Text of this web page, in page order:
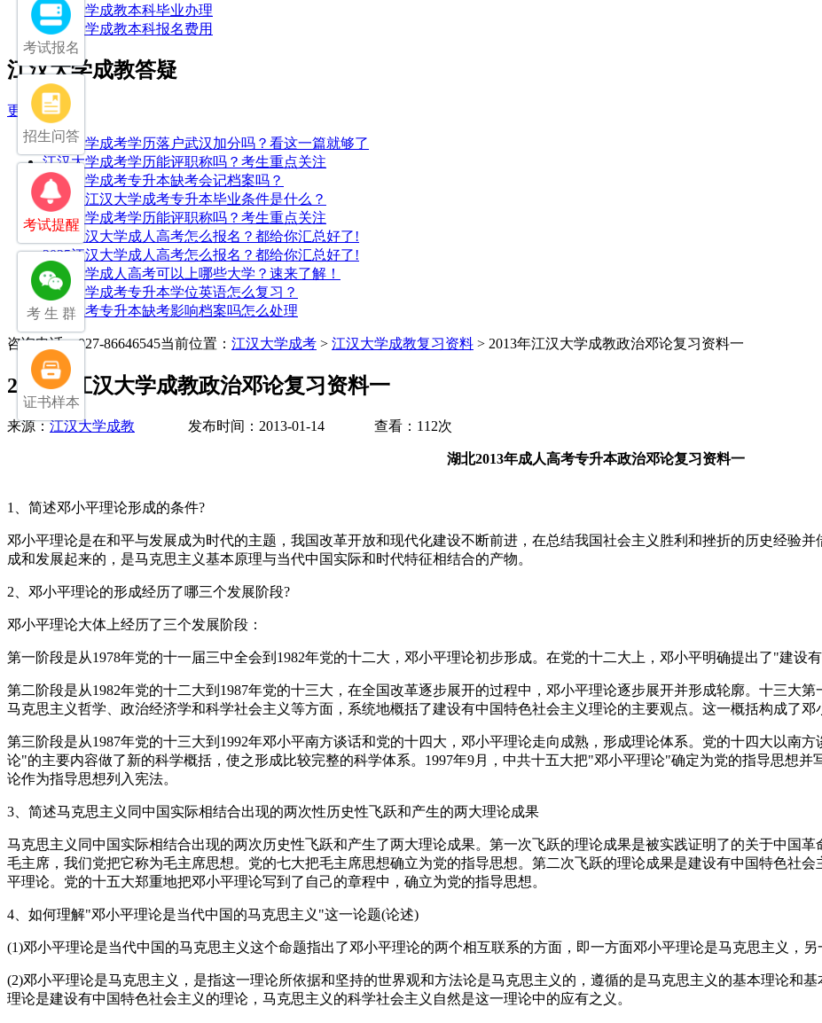
江汉大学成教本科毕业办理
江汉大学成教本科报名费用
江汉大学成教答疑
更多>>
江汉大学成考学历落户武汉加分吗？看这一篇就够了
江汉大学成考学历能评职称吗？考生重点关注
江汉大学成考专升本缺考会记档案吗？
2025年江汉大学成考专升本毕业条件是什么？
江汉大学成考学历能评职称吗？考生重点关注
2025江汉大学成人高考怎么报名？都给你汇总好了!
2025江汉大学成人高考怎么报名？都给你汇总好了!
江汉大学成人高考可以上哪些大学？速来了解！
江汉大学成考专升本学位英语怎么复习？
湖北成考专升本缺考影响档案吗怎么处理
咨询电话：027-86646545当前位置： 江汉大学成考 > 江汉大学成教复习资料 > 2013年江汉大学成教政治邓论复习资料一
2013年江汉大学成教政治邓论复习资料一
来源：江汉大学成教 发布时间：2013-01-14 查看：112次
湖北2013年成人高考专升本政治邓论复习资料一
1、简述邓小平理论形成的条件?
邓小平理论是在和平与发展成为时代的主题，我国改革开放和现代化建设不断前进，在总结我国社会主义胜利和挫折的历史经验
成和发展起来的，是马克思主义基本原理与当代中国实际和时代特征相结合的产物。
2、邓小平理论的形成经历了哪三个发展阶段?
邓小平理论大体上经历了三个发展阶段：
第一阶段是从1978年党的十一届三中全会到1982年党的十二大，邓小平理论初步形成。在党的十二大上，邓小平明确提出了"建设
第二阶段是从1982年党的十二大到1987年党的十三大，在全国改革逐步展开的过程中，邓小平理论逐步展开并形成轮廓。十三大
马克思主义哲学、政治经济学和科学社会主义等方面，系统地概括了建设有中国特色社会主义理论的主要观点。这一概括构成了邓
第三阶段是从1987年党的十三大到1992年邓小平南方谈话和党的十四大，邓小平理论走向成熟，形成理论体系。党的十四大以南
论"的主要内容做了新的科学概括，使之形成比较完整的科学体系。1997年9月，中共十五大把"邓小平理论"确定为党的指导思想并
论作为指导思想列入宪法。
3、简述马克思主义同中国实际相结合出现的两次性历史性飞跃和产生的两大理论成果
马克思主义同中国实际相结合出现的两次历史性飞跃和产生了两大理论成果。第一次飞跃的理论成果是被实践证明了的关于中国
毛主席，我们党把它称为毛主席思想。党的七大把毛主席思想确立为党的指导思想。第二次飞跃的理论成果是建设有中国特色社
平理论。党的十五大郑重地把邓小平理论写到了自己的章程中，确立为党的指导思想。
4、如何理解"邓小平理论是当代中国的马克思主义"这一论题(论述)
(1)邓小平理论是当代中国的马克思主义这个命题指出了邓小平理论的两个相互联系的方面，即一方面邓小平理论是马克思主义，
(2)邓小平理论是马克思主义，是指这一理论所依据和坚持的世界观和方法论是马克思主义的，遵循的是马克思主义的基本理论和
理论是建设有中国特色社会主义的理论，马克思主义的科学社会主义自然是这一理论中的应有之义。
考试报名
招生问答
考试提醒
考 生 群
证书样本